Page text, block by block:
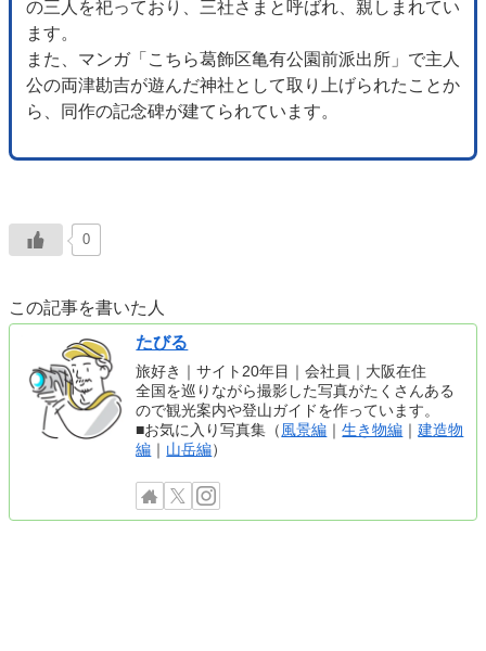
の三人を祀っており、三社さまと呼ばれ、親しまれてい
ます。
また、マンガ「こちら葛飾区亀有公園前派出所」で主人
公の両津勘吉が遊んだ神社として取り上げられたことか
ら、同作の記念碑が建てられています。
0
この記事を書いた人
たびる
旅好き｜サイト20年目｜会社員｜大阪在住
全国を巡りながら撮影した写真がたくさんある
ので観光案内や登山ガイドを作っています。
■お気に入り写真集（ 風景編 ｜生き物編 ｜建造物
編 ｜ 山岳編）